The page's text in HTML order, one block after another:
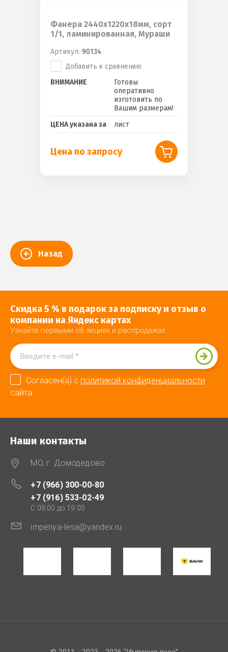
Фанера 2440х1220х18мм, сорт
1/1, ламинированная, Мураши
Артикул: 90134
Добавить к сравнению
ВНИМАНИЕ
Готовы
оперативно
изготовить по
Вашим размерам!
ЦЕНА указана за
лист
Цена по запросу
Назад
Скидка 5 % в подарок за подписку и отзыв о
компании на Яндекс картах
Узнайте первыми об акциях и распродажах
Согласен(а) с политикой конфиденциальности
сайта
Наши контакты
МО, г. Домодедово
+7 (966) 300-00-80
+7 (916) 533-02-49
C 08:00 до 19:00
imperiya-lesa@yandex.ru